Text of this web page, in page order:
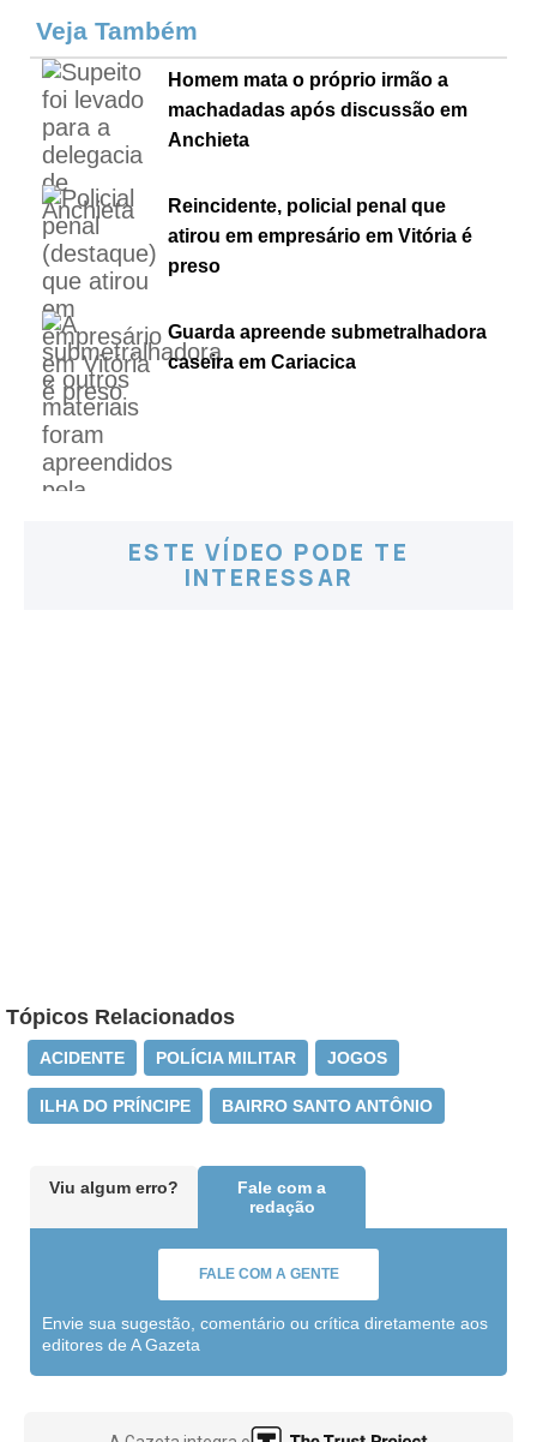
Veja Também
Homem mata o próprio irmão a
machadadas após discussão em
Anchieta
Reincidente, policial penal que
atirou em empresário em Vitória é
preso
Guarda apreende submetralhadora
caseira em Cariacica
ESTE VÍDEO PODE TE
INTERESSAR
Tópicos Relacionados
ACIDENTE POLÍCIA MILITAR JOGOS
ILHA DO PRÍNCIPE BAIRRO SANTO ANTÔNIO
Viu algum erro?
Fale com a
redação
FALE COM A GENTE
Envie sua sugestão, comentário ou crítica diretamente aos
editores de A Gazeta